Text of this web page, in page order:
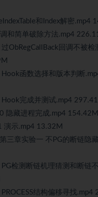
和Index解密.mp4
和简单破除方法.mp4
ObRegCallBack回调不被检
函数选择和版本判断
完成并测试.mp4
隐藏进程完成.mp4 154.42M
演示.mp4 13.32M
三章实验一 不PG的断链隐
检测断链机理猜测和断链
结构偏移寻找.mp4